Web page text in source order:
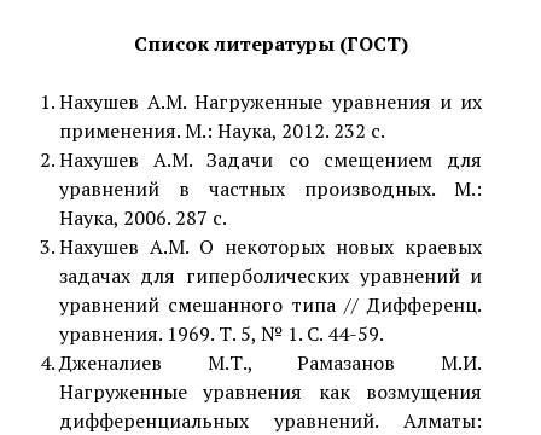
Список литературы (ГОСТ)
Нахушев А.М. Нагруженные уравнения и их
применения. М.: Наука, 2012. 232 с.
Нахушев А.М. Задачи со смещением для
уравнений в частных производных. М.:
Наука, 2006. 287 с.
Нахушев А.М. О некоторых новых краевых
задачах для гиперболических уравнений и
уравнений смешанного типа // Дифференц.
уравнения. 1969. Т. 5, № 1. С. 44-59.
Дженалиев М.Т., Рамазанов М.И.
Нагруженные уравнения как возмущения
дифференциальных уравнений. Алматы: